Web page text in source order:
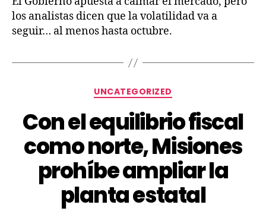
los analistas dicen que la volatilidad va a
seguir… al menos hasta octubre.
UNCATEGORIZED
Con el equilibrio fiscal
como norte, Misiones
prohíbe ampliar la
planta estatal